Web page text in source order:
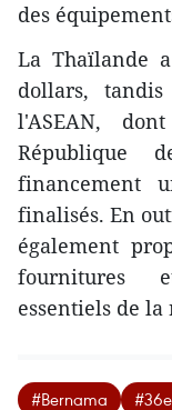
des
La Thaïlande
dollars,
l'ASEAN,
République
financement
finalisés. En
également
fournitures
essentiels de
#Bernama